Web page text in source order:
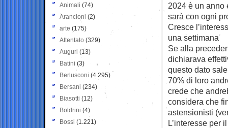
2024 è un anno
sarà con ogni
Cresce
una settimana
Se alla
dichiarava
questo dato
70% di loro
crede che
considera che
astensionisti
L’interesse per
Animali (74)
Arancioni (2)
arte (175)
Attentato (329)
Auguri (13)
Batini (3)
Berlusconi (4.295)
Bersani (234)
Biasotti (12)
Boldrini (4)
Bossi (1.221)